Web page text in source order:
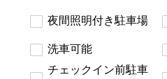
夜間照明付き駐車場
洗車可能
チェックイン前駐車